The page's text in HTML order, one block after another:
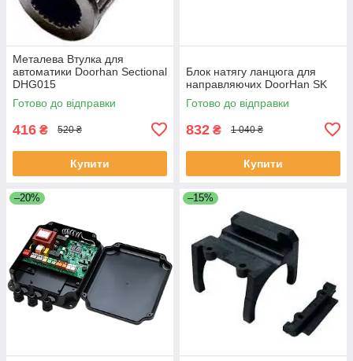
Металева Втулка для
автоматики Doorhan Sectional
DHG015
Готово до відправки
416 ₴ 520 ₴
Купити
Блок натягу ланцюга для
направляючих DoorHan SK
Готово до відправки
832 ₴ 1 040 ₴
Купити
–20% –15%